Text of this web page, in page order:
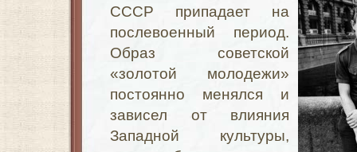
СССР припадает на
послевоенный период.
Образ советской
«золотой молодежи»
постоянно менялся и
зависел от влияния
Западной культуры,